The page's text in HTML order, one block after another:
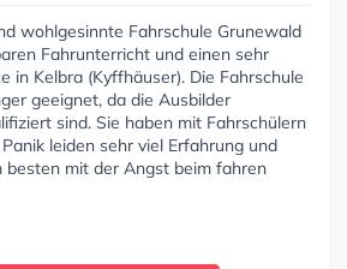
wohlgesinnte Fahrschule Grunewald
Fahrunterricht und einen sehr
in Kelbra (Kyffhäuser). Die Fahrschule
geeignet, da die Ausbilder
sind. Sie haben mit Fahrschülern
leiden sehr viel Erfahrung und
besten mit der Angst beim fahren